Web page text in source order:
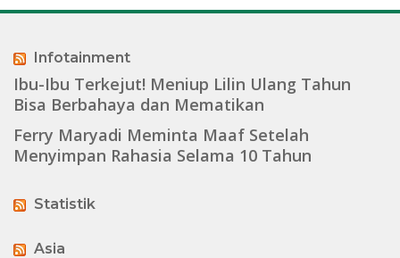
Infotainment
Ibu-Ibu Terkejut! Meniup Lilin Ulang Tahun
Bisa Berbahaya dan Mematikan
Ferry Maryadi Meminta Maaf Setelah
Menyimpan Rahasia Selama 10 Tahun
Statistik
Asia